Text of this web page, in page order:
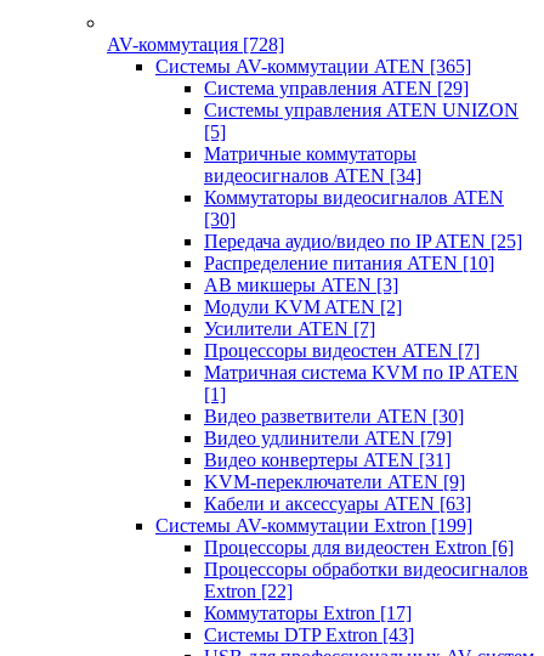
AV-коммутация [728]
Системы AV-коммутации ATEN [365]
Система управления ATEN [29]
Системы управления ATEN UNIZON
[5]
Матричные коммутаторы
видеосигналов ATEN [34]
Коммутаторы видеосигналов ATEN
[30]
Передача аудио/видео по IP ATEN [25]
Распределение питания ATEN [10]
АВ микшеры ATEN [3]
Модули KVM ATEN [2]
Усилители ATEN [7]
Процессоры видеостен ATEN [7]
Матричная система KVM по IP ATEN
[1]
Видео разветвители ATEN [30]
Видео удлинители ATEN [79]
Видео конвертеры ATEN [31]
KVM-переключатели ATEN [9]
Кабели и аксессуары ATEN [63]
Системы AV-коммутации Extron [199]
Процессоры для видеостен Extron [6]
Процессоры обработки видеосигналов
Extron [22]
Коммутаторы Extron [17]
Системы DTP Extron [43]